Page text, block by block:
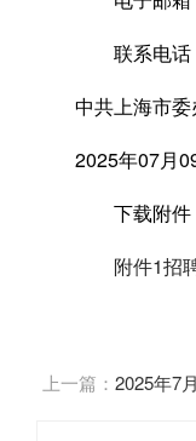
联系电话
中共上海市
2025年07月
下载附件
附件1招
上一篇： 2025年7